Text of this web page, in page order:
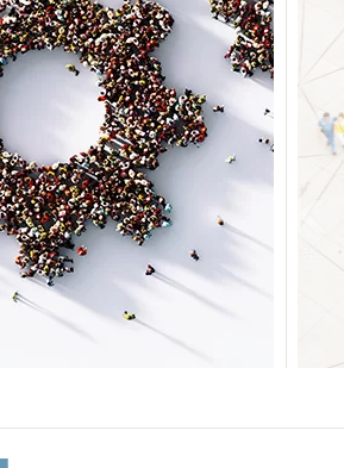
een suggestie via ons
contactformulier.
Contact